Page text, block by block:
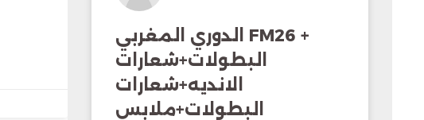
الدوري المغربي FM26 +
البطولات+شعارات
الانديه+شعارات
البطولات+ملابس